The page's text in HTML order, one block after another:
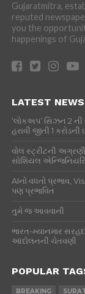
Gujaratmitra,
reputed
you the
happenings of
LATEST NEWS
‘લોકઅપ’ સિઝન 2 ની
હરાવી જીતી 1
વોલ સ્ટ્રીટની
સોશિયલ
AIનો વધતો પ્રભાવ,
પણ પ્રભાવિત
તુમે જ આવવાની
ભારત-મ્યાનમાર
આંદોલનની ચેતવણી
POPULAR
BREAKING